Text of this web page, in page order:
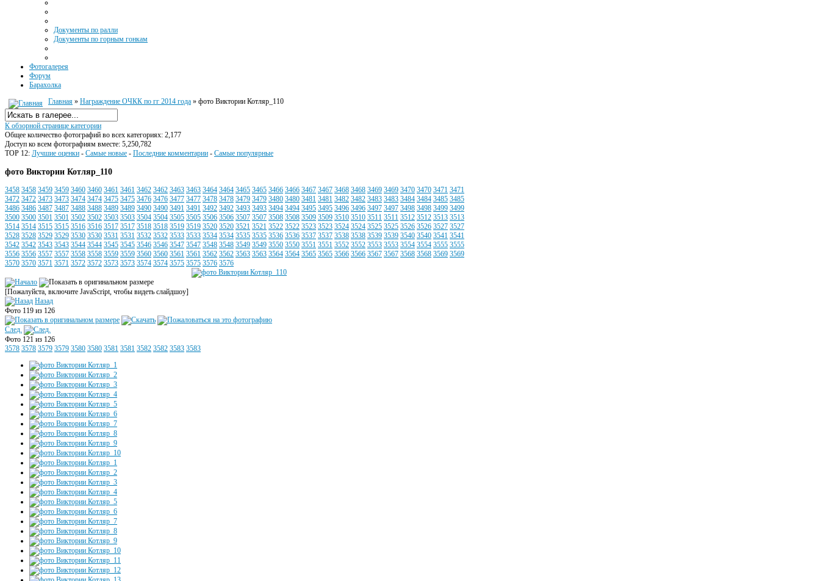
Документы по ралли
Документы по горным гонкам
Фотогалерея
Форум
Барахолка
Главная » Награждение ОЧКК по гг 2014 года » фото Виктории Котляр_110
К обзорной странице категории
Общее количество фотографий во всех категориях: 2,177
Доступ ко всем фотографиям вместе: 5,250,782
TOP 12: Лучшие оценки - Самые новые - Последние комментарии - Самые популярные
фото Виктории Котляр_110
3458 3458 3459 3459 3460 3460 3461 3461 3462 3462 3463 3463 3464 3464 3465 3465 3466 3466 3467 3467 3468 3468 3469 3469 3470 3470 3471 3471
3472 3472 3473 3473 3474 3474 3475 3475 3476 3476 3477 3477 3478 3478 3479 3479 3480 3480 3481 3481 3482 3482 3483 3483 3484 3484 3485 3485
3486 3486 3487 3487 3488 3488 3489 3489 3490 3490 3491 3491 3492 3492 3493 3493 3494 3494 3495 3495 3496 3496 3497 3497 3498 3498 3499 3499
3500 3500 3501 3501 3502 3502 3503 3503 3504 3504 3505 3505 3506 3506 3507 3507 3508 3508 3509 3509 3510 3510 3511 3511 3512 3512 3513 3513
3514 3514 3515 3515 3516 3516 3517 3517 3518 3518 3519 3519 3520 3520 3521 3521 3522 3522 3523 3523 3524 3524 3525 3525 3526 3526 3527 3527
3528 3528 3529 3529 3530 3530 3531 3531 3532 3532 3533 3533 3534 3534 3535 3535 3536 3536 3537 3537 3538 3538 3539 3539 3540 3540 3541 3541
3542 3542 3543 3543 3544 3544 3545 3545 3546 3546 3547 3547 3548 3548 3549 3549 3550 3550 3551 3551 3552 3552 3553 3553 3554 3554 3555 3555
3556 3556 3557 3557 3558 3558 3559 3559 3560 3560 3561 3561 3562 3562 3563 3563 3564 3564 3565 3565 3566 3566 3567 3567 3568 3568 3569 3569
3570 3570 3571 3571 3572 3572 3573 3573 3574 3574 3575 3575 3576 3576
[Пожалуйста, включите JavaScript, чтобы видеть слайдшоу]
Назад
Фото 119 из 126
След.
Фото 121 из 126
3578 3578 3579 3579 3580 3580 3581 3581 3582 3582 3583 3583